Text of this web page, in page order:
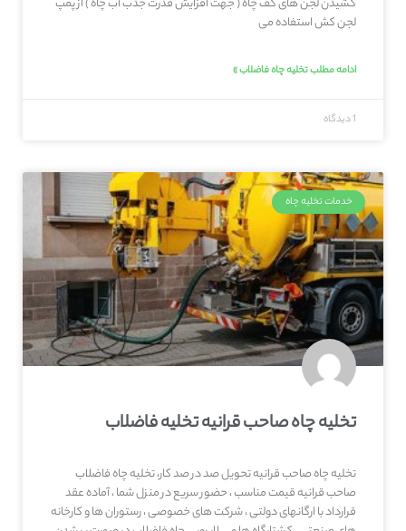
لجن کش استفاده می
ادامه مطلب تخلیه چاه فاضلاب »
1 دیدگاه
خدمات تخلیه چاه
تخلیه چاه صاحب‌ قرانیه تخلیه فاضلاب
تخلیه چاه صاحب‌ قرانیه تحویل صد در صد کار، تخلیه چاه فاضلاب
صاحب‌ قرانیه قیمت مناسب ، حضور سریع در منزل شما ، آماده عقد
قرارداد با ارگانهای دولتی ، شرکت های خصوصی ، رستوران ها و کارخانه